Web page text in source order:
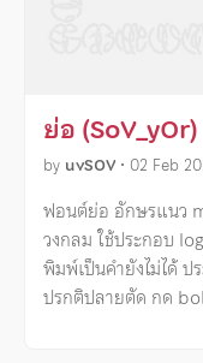
ย่อ (SoV_yOr)
by uvSOV • 02 Feb
ฟอนต์ย่อ อักษรแนว
วงกลม ใช้ประกอบ
พิมพ์เป็นคำยังไม่ได้ ป
ปรกติปลายตัด กด